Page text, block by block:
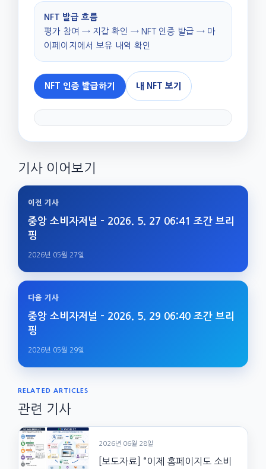
NFT 발급 흐름
평가 참여 → 지갑 확인 → NFT 인증 발급 → 마
이페이지에서 보유 내역 확인
NFT 인증 발급하기 내 NFT 보기
기사 이어보기
이전 기사
중앙 소비자저널 – 2026. 5. 27 06:41 조간 브리
핑
2026년 05월 27일
다음 기사
중앙 소비자저널 – 2026. 5. 29 06:40 조간 브리
핑
2026년 05월 29일
RELATED ARTICLES
관련 기사
2026년 06월 28일
[보도자료] “이제 홈페이지도 소비